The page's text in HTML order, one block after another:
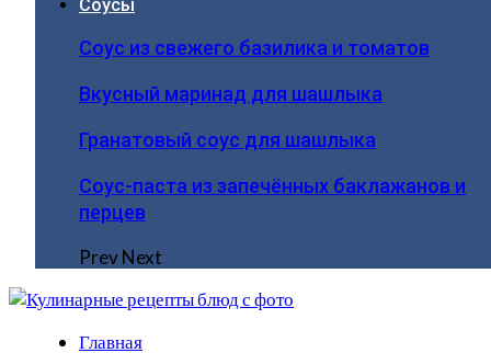
Соусы
Соус из свежего базилика и томатов
Вкусный маринад для шашлыка
Гранатовый соус для шашлыка
Соус-паста из запечённых баклажанов и
перцев
PrevNext
Главная